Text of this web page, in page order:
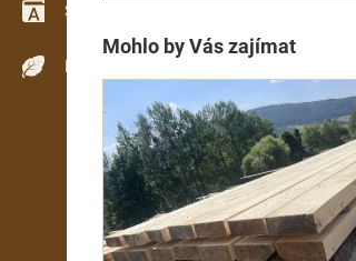
Slovník
Dřeviny
Mohlo by Vás zajímat